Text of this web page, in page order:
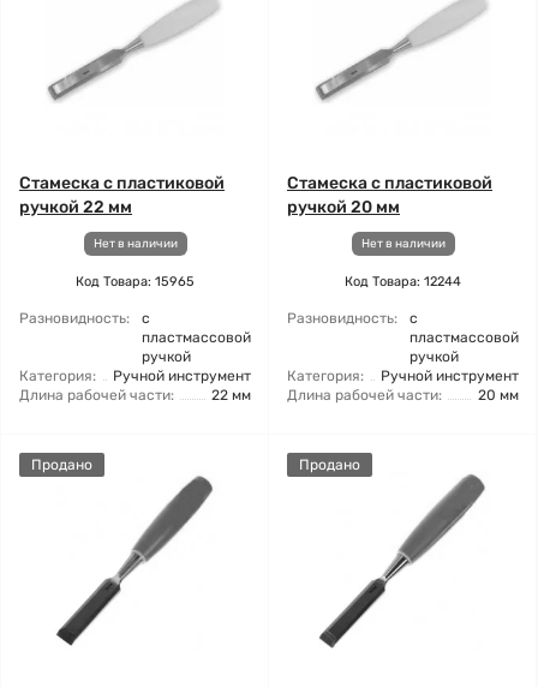
Стамеска с пластиковой
ручкой 22 мм
Нет в наличии
Код Товара: 15965
Разновидность:
с
пластмассовой
ручкой
Категория:
Ручной инструмент
Длина рабочей части:
22 мм
Стамеска с пластиковой
ручкой 20 мм
Нет в наличии
Код Товара: 12244
Разновидность:
с
пластмассовой
ручкой
Категория:
Ручной инструмент
Длина рабочей части:
20 мм
Продано Продано